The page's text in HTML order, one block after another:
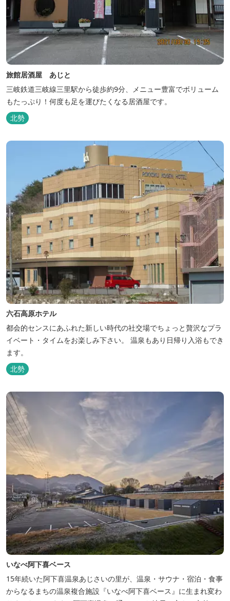
旅館居酒屋 あじと
三岐鉄道三岐線三里駅から徒歩約9分、メニュー豊富でボリューム
もたっぷり！何度も足を運びたくなる居酒屋です。
北勢
六石高原ホテル
都会的センスにあふれた新しい時代の社交場でちょっと贅沢なプラ
イベート・タイムをお楽しみ下さい。 温泉もあり日帰り入浴もでき
ます。
北勢
いなべ阿下喜ベース
15年続いた阿下喜温泉あじさいの里が、温泉・サウナ・宿泊・食事
からなるまちの温泉複合施設『いなべ阿下喜ベース』に生まれ変わ